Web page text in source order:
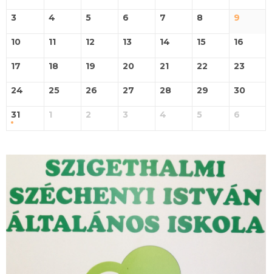
3 4 5 6 7 8 9
10 11 12 13 14 15 16
17 18 19 20 21 22 23
24 25 26 27 28 29 30
31 1 2 3 4 5 6